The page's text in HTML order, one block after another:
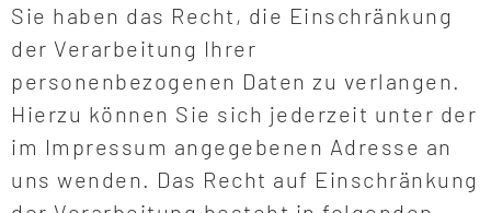
Sie haben das Recht, die Einschränkung
der Verarbeitung Ihrer
personenbezogenen Daten zu verlangen.
Hierzu können Sie sich jederzeit unter der
im Impressum angegebenen Adresse an
uns wenden. Das Recht auf Einschränkung